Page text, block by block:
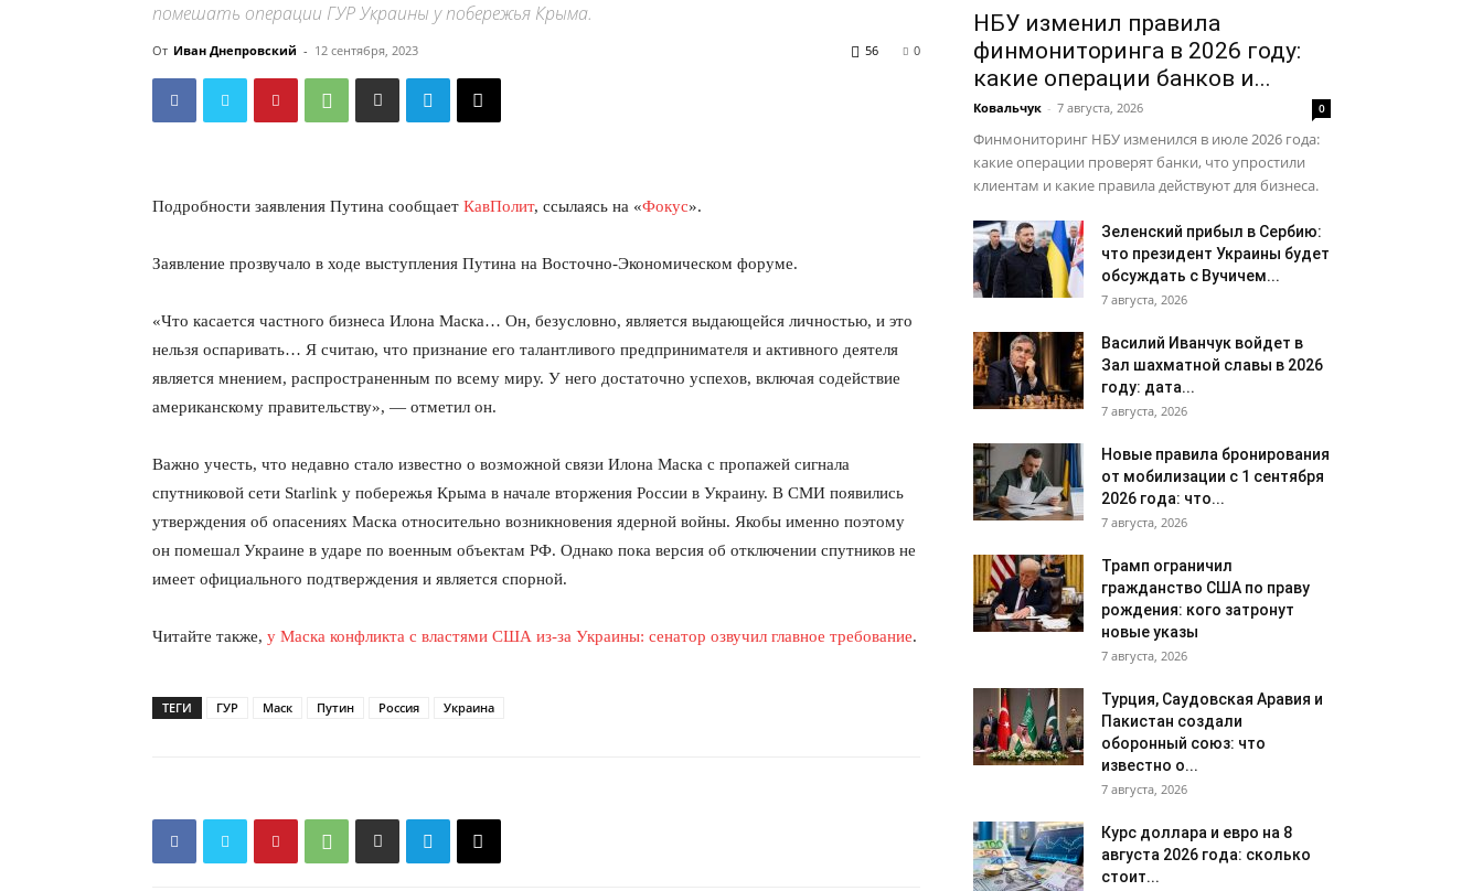
помешать операции ГУР Украины у побережья Крыма.
От Иван Днепровский - 12 сентября, 2023 0
56
Подробности заявления Путина сообщает КавПолит, ссылаясь на «Фокус».
Заявление прозвучало в ходе выступления Путина на Восточно-Экономическом форуме.
«Что касается частного бизнеса Илона Маска… Он, безусловно, является выдающейся личностью, и это
нельзя оспаривать… Я считаю, что признание его талантливого предпринимателя и активного деятеля
является мнением, распространенным по всему миру. У него достаточно успехов, включая содействие
американскому правительству», — отметил он.
Важно учесть, что недавно стало известно о возможной связи Илона Маска с пропажей сигнала
спутниковой сети Starlink у побережья Крыма в начале вторжения России в Украину. В СМИ появились
утверждения об опасениях Маска относительно возникновения ядерной войны. Якобы именно поэтому
он помешал Украине в ударе по военным объектам РФ. Однако пока версия об отключении спутников не
имеет официального подтверждения и является спорной.
Читайте также, у Маска конфликта с властями США из-за Украины: сенатор озвучил главное требование.
ТЕГИ ГУР Маск Путин Россия Украина
НБУ изменил правила
финмониторинга в 2026 году:
какие операции банков и...
Ковальчук - 7 августа, 2026 0
Финмониторинг НБУ изменился в июле 2026 года:
какие операции проверят банки, что упростили
клиентам и какие правила действуют для бизнеса.
Зеленский прибыл в Сербию:
что президент Украины будет
обсуждать с Вучичем...
7 августа, 2026
Василий Иванчук войдет в
Зал шахматной славы в 2026
году: дата...
7 августа, 2026
Новые правила бронирования
от мобилизации с 1 сентября
2026 года: что...
7 августа, 2026
Трамп ограничил
гражданство США по праву
рождения: кого затронут
новые указы
7 августа, 2026
Турция, Саудовская Аравия и
Пакистан создали
оборонный союз: что
известно о...
7 августа, 2026
Курс доллара и евро на 8
августа 2026 года: сколько
стоит...